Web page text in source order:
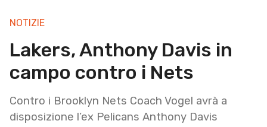
NOTIZIE
Lakers, Anthony Davis in
campo contro i Nets
Contro i Brooklyn Nets Coach Vogel avrà a
disposizione l’ex Pelicans Anthony Davis